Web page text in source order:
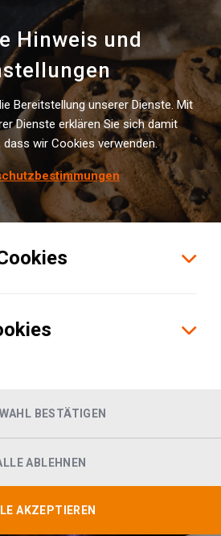
AWARD
bes­ten Kon­trakt­lo­
Deutsch­lands!
Hinweis und
Bereitstellung unserer Dienste. Mit
Dienste erklären Sie sich damit
dass wir Cookies verwenden.
BESTÄTIGEN
ABLEHNEN
AKZEPTIEREN